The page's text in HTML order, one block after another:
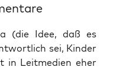
(die Idee, daß es
sei, Kinder
in Leitmedien eher